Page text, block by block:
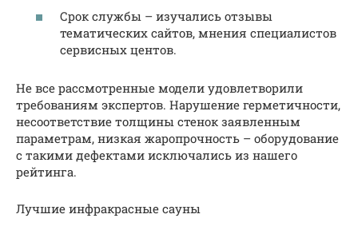
Срок службы – изучались отзывы
тематических сайтов, мнения специалистов
сервисных центов.
Не все рассмотренные модели удовлетворили
требованиям экспертов. Нарушение герметичности,
несоответствие толщины стенок заявленным
параметрам, низкая жаропрочность – оборудование
с такими дефектами исключались из нашего
рейтинга.
Лучшие инфракрасные сауны